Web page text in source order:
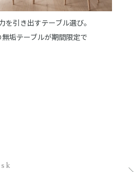
を引き出すテーブル選び。
垢テーブルが期間限定で